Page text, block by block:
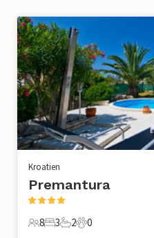
Kroatien
Premantura
8 Gäster
8
3 Sovrum
3
2 Badrum
2
0 Husdjur
0